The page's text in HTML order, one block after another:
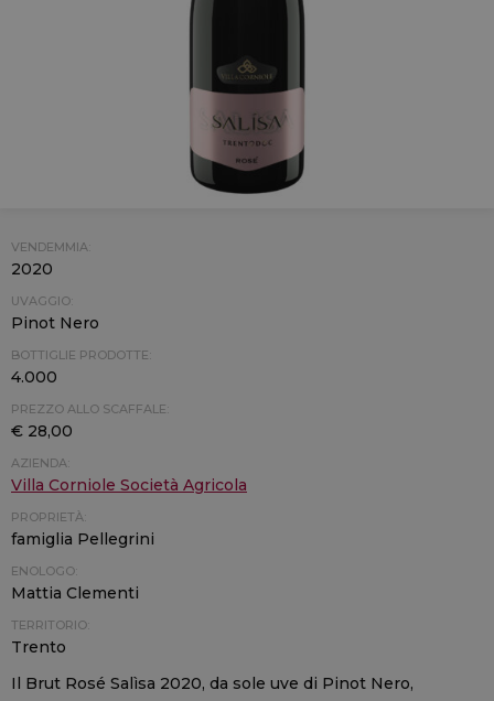
VENDEMMIA:
2020
UVAGGIO:
Pinot Nero
BOTTIGLIE PRODOTTE:
4.000
PREZZO ALLO SCAFFALE:
€ 28,00
AZIENDA:
Villa Corniole Società Agricola
PROPRIETÀ:
famiglia Pellegrini
ENOLOGO:
Mattia Clementi
TERRITORIO:
Trento
Il Brut Rosé Salìsa 2020, da sole uve di Pinot Nero,